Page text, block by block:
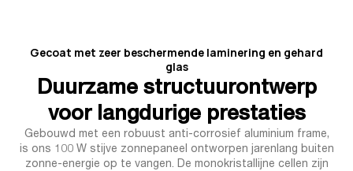
Gecoat met zeer beschermende laminering en gehard
glas
Duurzame structuurontwerp
voor langdurige prestaties
Gebouwd met een robuust anti-corrosief aluminium frame,
is ons 100 W stijve zonnepaneel ontworpen jarenlang buiten
zonne-energie op te vangen. De monokristallijne cellen zijn